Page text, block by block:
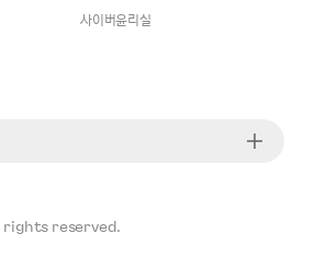
사이버윤리실
rights reserved.